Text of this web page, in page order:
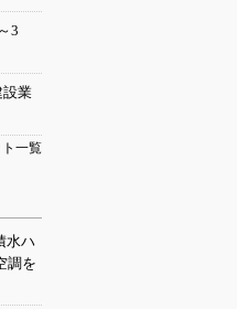
3
業
一覧
水ハ
調を